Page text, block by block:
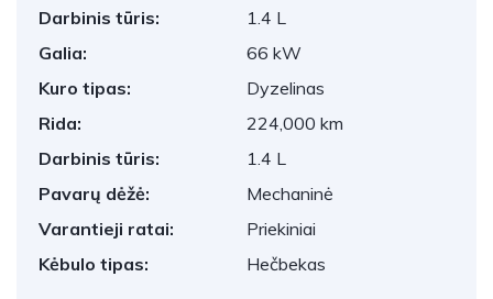
Darbinis tūris:
1.4 L
Galia:
66 kW
Kuro tipas:
Dyzelinas
Rida:
224,000 km
Darbinis tūris:
1.4 L
Pavarų dėžė:
Mechaninė
Varantieji ratai:
Priekiniai
Kėbulo tipas:
Hečbekas